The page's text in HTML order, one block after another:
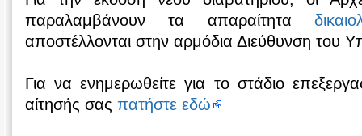
παραλαμβάνουν τα απαραίτητα
αποστέλλονται στην αρμόδια Διεύθυνση του
Για να ενημερωθείτε για το στάδιο
αίτησής σαςπατήστε εδώ